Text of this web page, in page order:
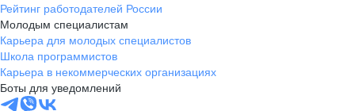
Рейтинг работодателей России
Молодым специалистам
Карьера для молодых специалистов
Школа программистов
Карьера в некоммерческих организациях
Боты для уведомлений